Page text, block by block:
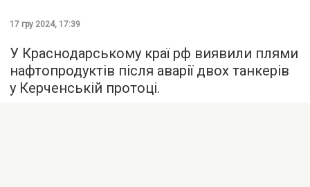
17 гру 2024, 17:39
У Краснодарському краї рф виявили плями
нафтопродуктів після аварії двох танкерів
у Керченській протоці.